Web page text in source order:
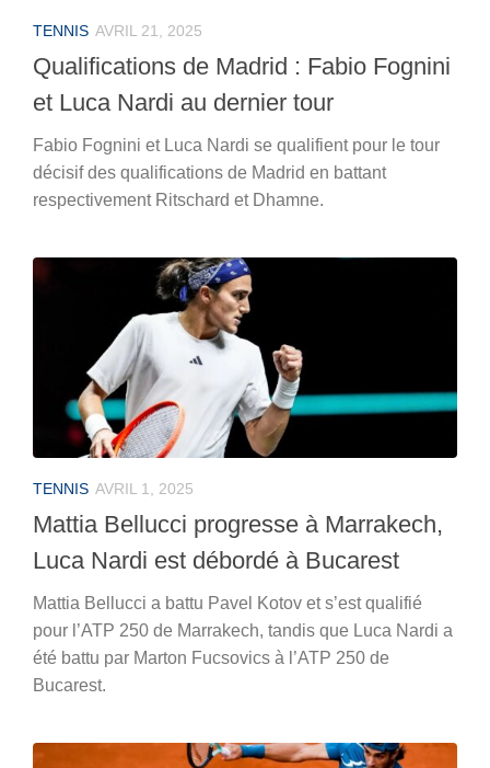
TENNIS AVRIL 21, 2025
Qualifications de Madrid : Fabio Fognini
et Luca Nardi au dernier tour
Fabio Fognini et Luca Nardi se qualifient pour le tour
décisif des qualifications de Madrid en battant
respectivement Ritschard et Dhamne.
TENNIS AVRIL 1, 2025
Mattia Bellucci progresse à Marrakech,
Luca Nardi est débordé à Bucarest
Mattia Bellucci a battu Pavel Kotov et s’est qualifié
pour l’ATP 250 de Marrakech, tandis que Luca Nardi a
été battu par Marton Fucsovics à l’ATP 250 de
Bucarest.